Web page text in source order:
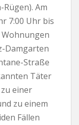
Am
7:00 Uhr bis
Wohnungen
Damgarten
Straße
Täter
einer
zu einem
Fällen